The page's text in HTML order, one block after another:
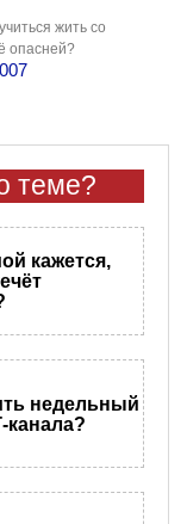
жить со
опасней?
теме?
кажется,
недельный
канала?